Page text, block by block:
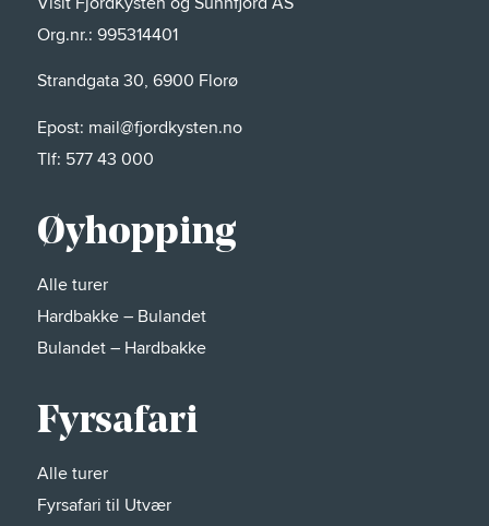
Org.nr.: 995314401
Strandgata 30, 6900 Florø
Epost: mail@fjordkysten.no
Tlf: 577 43 000
Øyhopping
Alle turer
Hardbakke – Bulandet
Bulandet – Hardbakke
Fyrsafari
Alle turer
Fyrsafari til Utvær